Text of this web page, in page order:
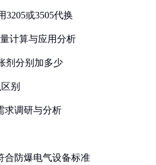
3205或3505代换
计算与应用分析
剂分别加多少
别
求调研与分析
合防爆电气设备标准